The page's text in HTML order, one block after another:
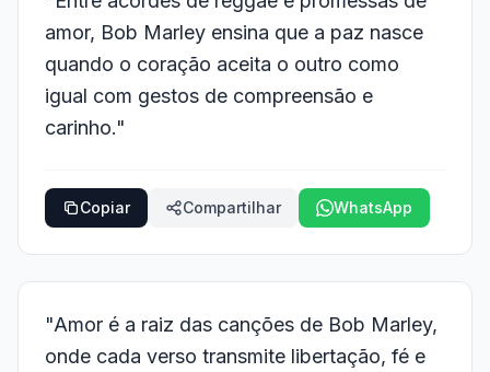
amor, Bob Marley ensina que a paz nasce
quando o coração aceita o outro como
igual com gestos de compreensão e
carinho."
Copiar Compartilhar WhatsApp
"Amor é a raiz das canções de Bob Marley,
onde cada verso transmite libertação, fé e